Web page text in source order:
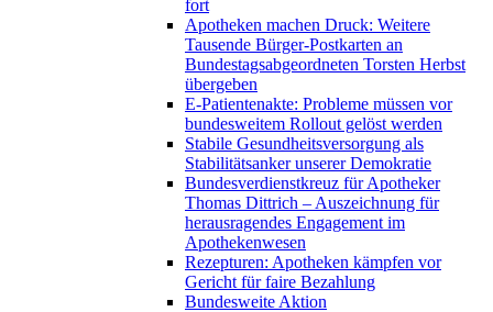
fort
Apotheken machen Druck: Weitere
Tausende Bürger-Postkarten an
Bundestagsabgeordneten Torsten Herbst
übergeben
E-Patientenakte: Probleme müssen vor
bundesweitem Rollout gelöst werden
Stabile Gesundheitsversorgung als
Stabilitätsanker unserer Demokratie
Bundesverdienstkreuz für Apotheker
Thomas Dittrich – Auszeichnung für
herausragendes Engagement im
Apothekenwesen
Rezepturen: Apotheken kämpfen vor
Gericht für faire Bezahlung
Bundesweite Aktion